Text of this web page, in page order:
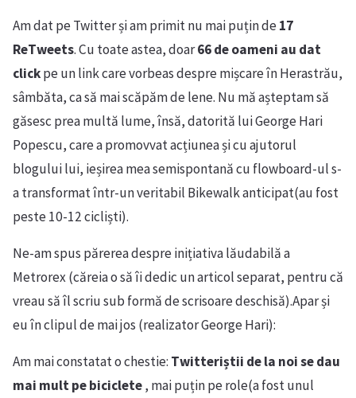
Am dat pe Twitter și am primit nu mai puțin de17
ReTweets. Cu toate astea, doar66 de oameni au dat
clickpe un link care vorbeas despre mișcare în Herastrău,
sâmbăta, ca să mai scăpăm de lene. Nu mă așteptam să
găsesc prea multă lume, însă, datorită lui George Hari
Popescu, care a promovvat acțiunea și cu ajutorul
blogului lui, ieșirea mea semispontană cu flowboard-ul s-
a transformat într-un veritabil Bikewalk anticipat(au fost
peste 10-12 cicliști).
Ne-am spus părerea despre inițiativa lăudabilă a
Metrorex (căreia o să îi dedic un articol separat, pentru că
vreau să îl scriu sub formă de scrisoare deschisă).Apar și
eu în clipul de mai jos (realizator George Hari):
Am mai constatat o chestie: Twitteriștii de la noi se dau
mai mult pe biciclete, mai puțin pe role(a fost unul